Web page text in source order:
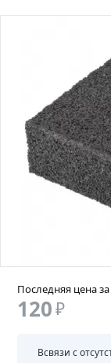
Последняя цена
120₽
Всвязи с